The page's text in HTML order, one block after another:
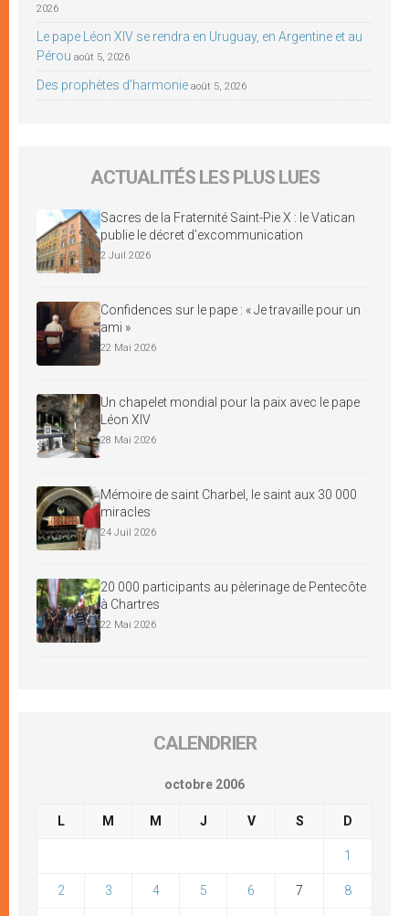
2026
Le pape Léon XIV se rendra en Uruguay, en Argentine et au
Pérou août 5, 2026
Des prophètes d’harmonie août 5, 2026
ACTUALITÉS LES PLUS LUES
Sacres de la Fraternité Saint-Pie X : le Vatican
publie le décret d’excommunication
2 Juil 2026
Confidences sur le pape : « Je travaille pour un
ami »
22 Mai 2026
Un chapelet mondial pour la paix avec le pape
Léon XIV
28 Mai 2026
Mémoire de saint Charbel, le saint aux 30 000
miracles
24 Juil 2026
20 000 participants au pèlerinage de Pentecôte
à Chartres
22 Mai 2026
CALENDRIER
octobre 2006
L M M J V S D
1
2 3 4 5 6 7 8